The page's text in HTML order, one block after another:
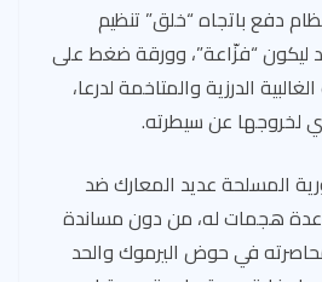
دفع باتجاه “خلق” تنظيم
ليكون “فزّاعة”، وورقة ضغط على
الدرزية والمتاخمة لدرعا،
لخروجها عن سيطرته.
المسلحة عديد المعارك ضد
هجمات له، من دون مساندة
في حوض اليرموك والحد